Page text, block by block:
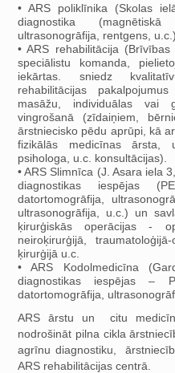
• ARS poliklīnika (Skolas
diagnostika (magnētiskā
ultrasonogrāfija, rentgens,
• ARS rehabilitācija
speciālistu komanda,
iekārtas. sniedz
rehabilitācijas
masāžu, individuālas vai
vingrošanā (zīdaiņiem,
ārstniecisko pēdu aprūpi, kā
fizikālās medicīnas ārsta,
psihologa, u.c. konsultācijas).
• ARS Slimnīca (J. Asara iela
diagnostikas iespējas
datortomogrāfija,
ultrasonogrāfija, u.c.) un
ķirurģiskās operācijas -
neiroķirurģijā,
ķirurģijā u.c.
• ARS Kodolmedicīna
diagnostikas iespējas –
datortomogrāfija,
ARS ārstu un citu
nodrošināt pilna cikla
agrīnu diagnostiku,
ARS rehabilitācijas centrā.